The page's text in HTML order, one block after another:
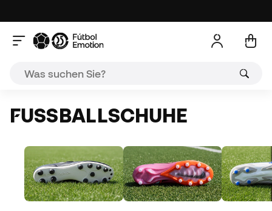
FUSSBALLSCHUHE